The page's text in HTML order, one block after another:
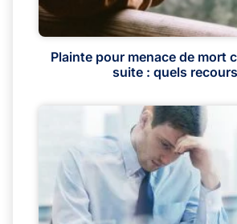
Plainte pour menace de mort
suite : quels